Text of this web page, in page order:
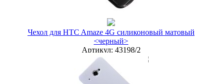
купить в розницу
Чехол для HTC Amaze 4G силиконовый матовый
<черный>
Артикул: 43198/2
мелкий опт
опт
35 руб.
дилер
30 руб.